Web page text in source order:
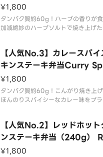
¥1,800
タンパク質約60g！ハーブの香りが
加減絶妙のハーブソルトで焼き上げ
The enticing aroma of herbs
pe
【人気No.3】カレースパ
キンステーキ弁当Curry
en Steak Box
¥1,800
タンパク質約60g！こんがり焼き上げ
ほんのりスパイシーなカレー味をプ
Succulent grilled chicken
【人気No.2】レッドホッ
ンステーキ弁当（240g）
hicken Steak Box
¥1,800